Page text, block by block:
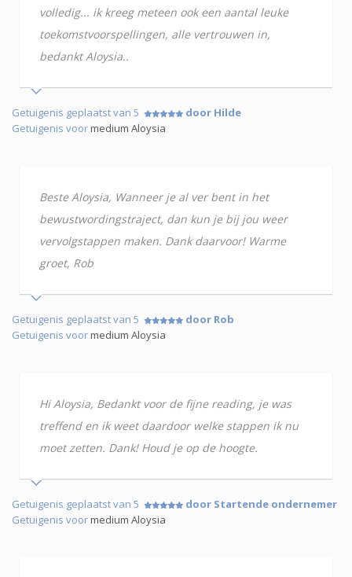
volledig... ik kreeg meteen ook een aantal leuke
toekomstvoorspellingen, alle vertrouwen in,
bedankt Aloysia..
Getuigenis geplaatst van 5
door Hilde
Getuigenis voormedium Aloysia
Beste Aloysia, Wanneer je al ver bent in het
bewustwordingstraject, dan kun je bij jou weer
vervolgstappen maken. Dank daarvoor! Warme
groet, Rob
Getuigenis geplaatst van 5
door Rob
Getuigenis voormedium Aloysia
Hi Aloysia, Bedankt voor de fijne reading, je was
treffend en ik weet daardoor welke stappen ik nu
moet zetten. Dank! Houd je op de hoogte.
Getuigenis geplaatst van 5
door Startende ondernemer
Getuigenis voormedium Aloysia